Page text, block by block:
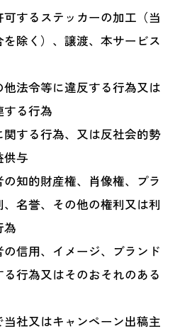
するステッカーの加工（当
除く）、譲渡、本サービス
法令等に違反する行為又は
する行為
する行為、又は反社会的勢
供与
知的財産権、肖像権、プラ
名誉、その他の権利又は利
為
信用、イメージ、ブランド
行為又はそのおそれのある
社又はキャンペーン出稿主